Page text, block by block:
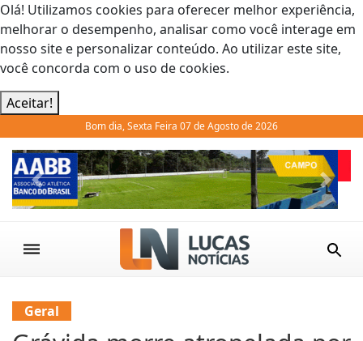
Olá! Utilizamos cookies para oferecer melhor experiência,
melhorar o desempenho, analisar como você interage em
nosso site e personalizar conteúdo. Ao utilizar este site,
você concorda com o uso de cookies.
Aceitar!
Bom dia, Sexta Feira 07 de Agosto de 2026
Previous Next
Grávida morre atropelada por